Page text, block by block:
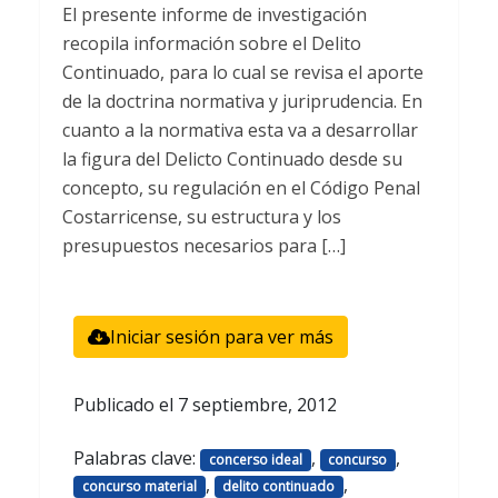
El presente informe de investigación
recopila información sobre el Delito
Continuado, para lo cual se revisa el aporte
de la doctrina normativa y juriprudencia. En
cuanto a la normativa esta va a desarrollar
la figura del Delicto Continuado desde su
concepto, su regulación en el Código Penal
Costarricense, su estructura y los
presupuestos necesarios para […]
Iniciar sesión para ver más
Publicado el 7 septiembre, 2012
Palabras clave: concerso ideal , concurso ,
concurso material , delito continuado ,